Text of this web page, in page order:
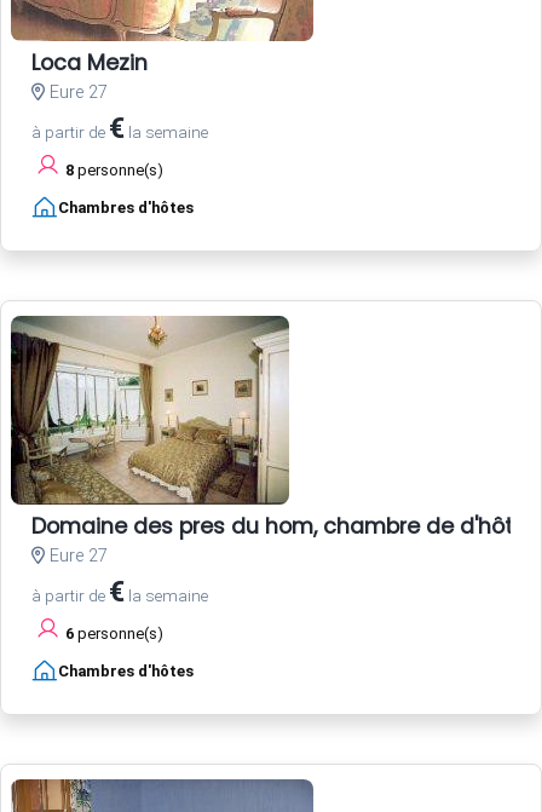
Loca Mezin
Eure 27
à partir de € la semaine
8 personne(s)
Chambres d'hôtes
Domaine des pres du hom, chambre de d'hôte,
Eure 27
à partir de € la semaine
6 personne(s)
Chambres d'hôtes